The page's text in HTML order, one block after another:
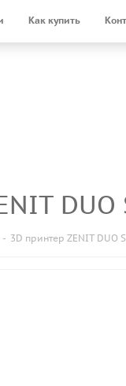
Как купить
- 3D принтер ZENIT DUO